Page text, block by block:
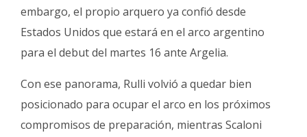
embargo, el propio arquero ya confió desde
Estados Unidos que estará en el arco argentino
para el debut del martes 16 ante Argelia.
Con ese panorama, Rulli volvió a quedar bien
posicionado para ocupar el arco en los próximos
compromisos de preparación, mientras Scaloni